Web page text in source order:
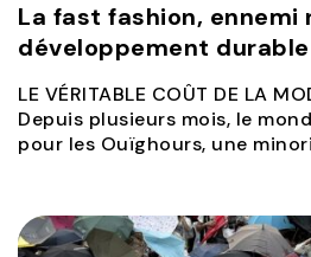
La fast fashion, ennemi
développement durable
LE VÉRITABLE COÛT DE LA
Depuis plusieurs mois, le
pour les Ouïghours, une